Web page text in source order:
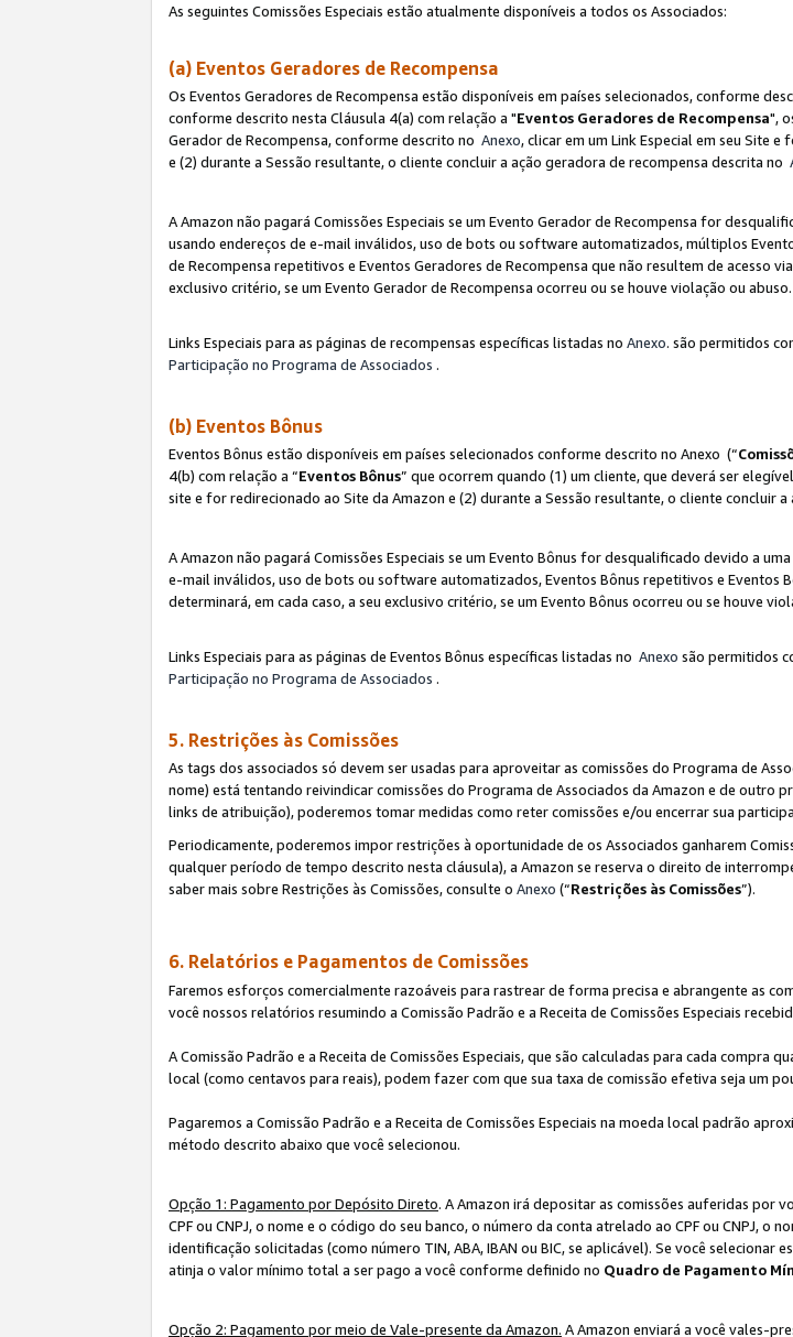
As seguintes Comissões Especiais estão atualmente disponíveis a todos os Associados:
(a) Eventos Geradores de Recompensa
Os Eventos Geradores de Recompensa estão disponíveis em países selecionados, conforme
conforme descrito nesta Cláusula 4(a) com relação a "Eventos Geradores de Recompensa",
Gerador de Recompensa, conforme descrito no Anexo, clicar em um Link Especial em seu Site
e (2) durante a Sessão resultante, o cliente concluir a ação geradora de recompensa descrita no
A Amazon não pagará Comissões Especiais se um Evento Gerador de Recompensa for
usando endereços de e-mail inválidos, uso de bots ou software automatizados, múltiplos
de Recompensa repetitivos e Eventos Geradores de Recompensa que não resultem de acesso
exclusivo critério, se um Evento Gerador de Recompensa ocorreu ou se houve violação ou abuso.
Links Especiais para as páginas de recompensas específicas listadas no Anexo. são permitidos
Participação no Programa de Associados .
(b) Eventos Bônus
Eventos Bônus estão disponíveis em países selecionados conforme descrito no Anexo (“
4(b) com relação a “Eventos Bônus” que ocorrem quando (1) um cliente, que deverá ser
site e for redirecionado ao Site da Amazon e (2) durante a Sessão resultante, o cliente concluir a
A Amazon não pagará Comissões Especiais se um Evento Bônus for desqualificado devido a
e-mail inválidos, uso de bots ou software automatizados, Eventos Bônus repetitivos e Eventos
determinará, em cada caso, a seu exclusivo critério, se um Evento Bônus ocorreu ou se houve
Links Especiais para as páginas de Eventos Bônus específicas listadas no Anexo são permitidos
Participação no Programa de Associados .
5. Restrições às Comissões
As tags dos associados só devem ser usadas para aproveitar as comissões do Programa de
nome) está tentando reivindicar comissões do Programa de Associados da Amazon e de
links de atribuição), poderemos tomar medidas como reter comissões e/ou encerrar sua
Periodicamente, poderemos impor restrições à oportunidade de os Associados ganharem
qualquer período de tempo descrito nesta cláusula), a Amazon se reserva o direito de
saber mais sobre Restrições às Comissões, consulte o Anexo (“Restrições às Comissões”).
6. Relatórios e Pagamentos de Comissões
Faremos esforços comercialmente razoáveis para rastrear de forma precisa e abrangente as
você nossos relatórios resumindo a Comissão Padrão e a Receita de Comissões Especiais
A Comissão Padrão e a Receita de Comissões Especiais, que são calculadas para cada
local (como centavos para reais), podem fazer com que sua taxa de comissão efetiva seja um
Pagaremos a Comissão Padrão e a Receita de Comissões Especiais na moeda local padrão
método descrito abaixo que você selecionou.
Opção 1: Pagamento por Depósito Direto. A Amazon irá depositar as comissões auferidas por
CPF ou CNPJ, o nome e o código do seu banco, o número da conta atrelado ao CPF ou CNPJ,
identificação solicitadas (como número TIN, ABA, IBAN ou BIC, se aplicável). Se você selecionar
atinja o valor mínimo total a ser pago a você conforme definido no Quadro de Pagamento
Opção 2: Pagamento por meio de Vale-presente da Amazon. A Amazon enviará a você vales-